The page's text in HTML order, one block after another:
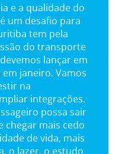
e a qualidade do
um desafio para
tem pela
do transporte
lançar em
janeiro. Vamos
na
integrações.
possa sair
chegar mais cedo
de vida, mais
o lazer, o estudo